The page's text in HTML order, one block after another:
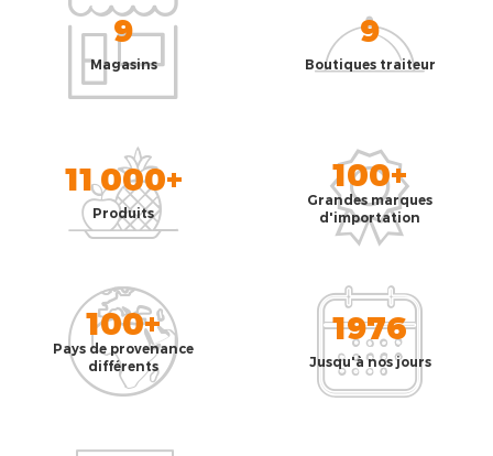
9
Magasins
9
Boutiques traiteur
11 000+
Produits
100+
Grandes marques
d'importation
100+
Pays de provenance
différents
1976
Jusqu'à nos jours